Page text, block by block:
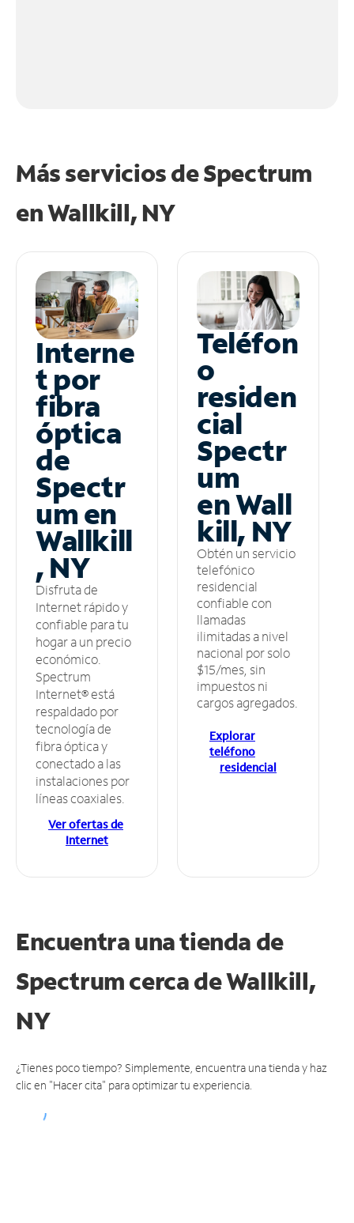
Más servicios de Spectrum
enWallkill, NY
Interne
t por
fibra
óptica
de
Spectr
um en
Wallkill
, NY
Disfruta de
Internet rápido y
confiable para tu
hogar a un precio
económico.
Spectrum
Internet® está
respaldado por
tecnología de
fibra óptica y
conectado a las
instalaciones por
líneas coaxiales.
Ver ofertas de
Internet
Teléfon
o
residen
cial
Spectr
um
en Wall
kill, NY
Obtén un servicio
telefónico
residencial
confiable con
llamadas
ilimitadas a nivel
nacional por solo
$15/mes, sin
impuestos ni
cargos agregados.
Explorar
teléfono
residencial
Encuentra una tienda de
Spectrumcerca de Wallkill,
NY
¿Tienes poco tiempo? Simplemente, encuentra una tienda y haz
clic en "Hacer cita" para optimizar tu experiencia.